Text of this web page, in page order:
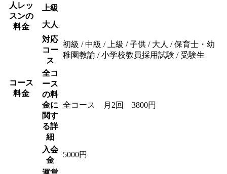
人レッ
スンの
料金
上級
大人
コース
料金
対応
コー
ス
初級 / 中級 / 上級 / 子供 / 大人 / 保育士・幼
稚園教諭 / 小学校教員採用試験 / 受験生
全コ
ース
の料
金に
関す
る詳
細
全コース 月2回 3800円
入会
金
5000円